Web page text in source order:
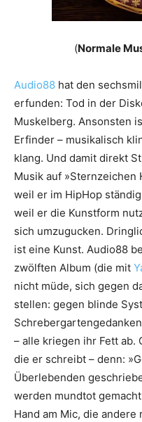
(Normale
Audio88 hat den
erfunden: Tod in der
Muskelberg. Ansonsten
Erfinder – musikalisch
klang. Und damit direkt
Musik auf »Sternzeichen
weil er im HipHop
weil er die Kunstform
sich umzugucken.
ist eine Kunst. Audio88
zwölften Album (die mit
nicht müde, sich gegen
stellen: gegen blinde
– alle kriegen ihr Fett ab.
die er schreibt – denn:
Überlebenden
werden mundtot
Hand am Mic, die